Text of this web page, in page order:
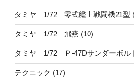
タミヤ 1/72 零式艦上戦闘機21型
タミヤ 1/72 飛燕 (10)
タミヤ 1/72 Ｐ-47Dサンダーボル
テクニック (17)